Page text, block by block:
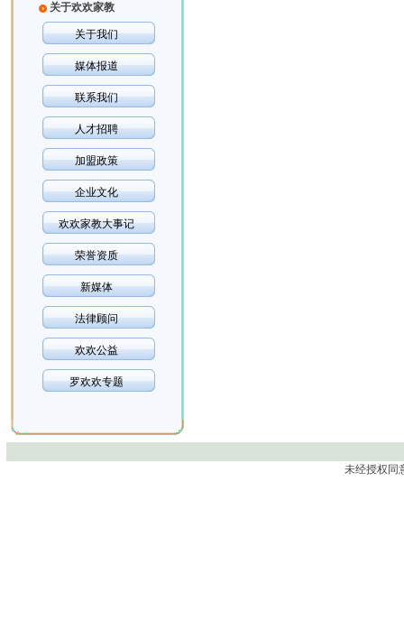
关于欢欢家教
关于我们
媒体报道
联系我们
人才招聘
加盟政策
企业文化
欢欢家教大事记
荣誉资质
新媒体
法律顾问
欢欢公益
罗欢欢专题
未经授权同